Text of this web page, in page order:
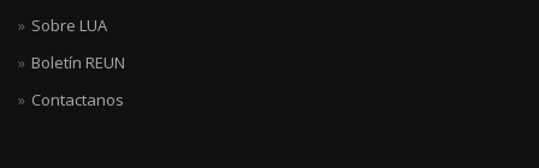
Sobre LUA
Boletín REUN
Contactanos